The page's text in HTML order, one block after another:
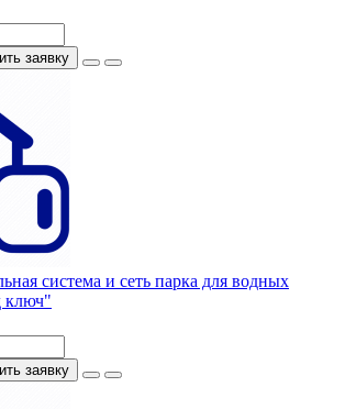
заявку
система и сеть парка для водных
ключ"
заявку